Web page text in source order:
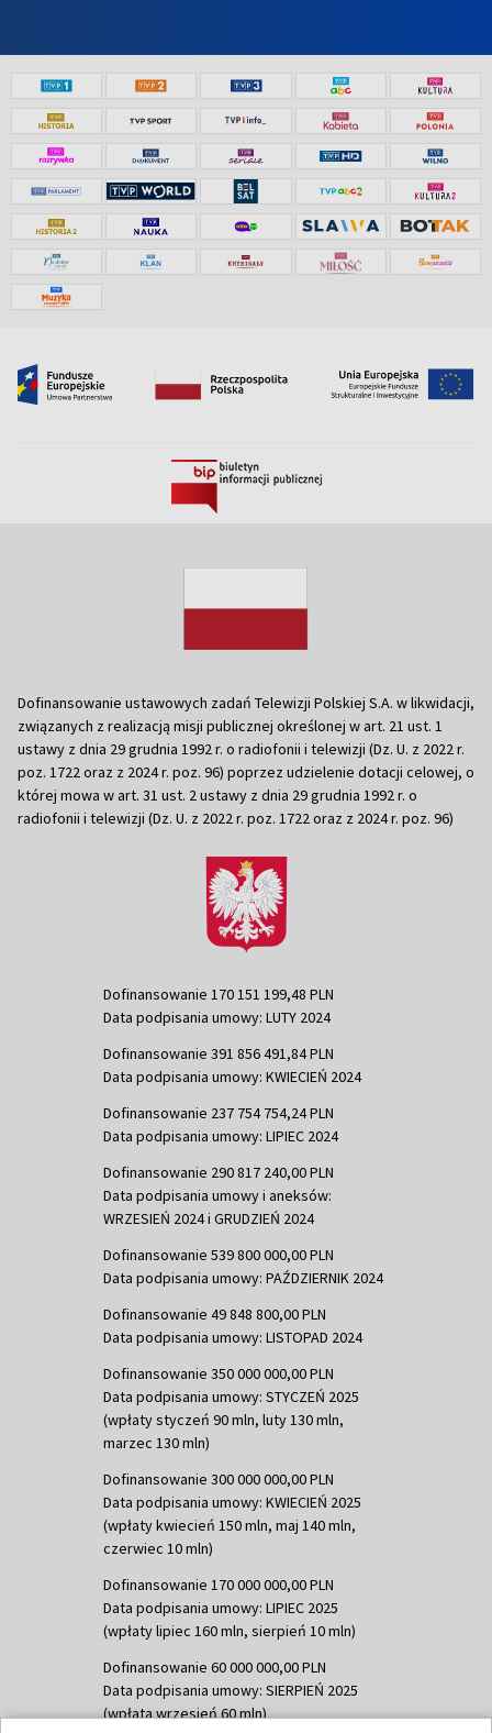
Dofinansowanie ustawowych zadań Telewizji Polskiej S.A. w likwidacji,
związanych z realizacją misji publicznej określonej w art. 21 ust. 1
ustawy z dnia 29 grudnia 1992 r. o radiofonii i telewizji (Dz. U. z 2022 r.
poz. 1722 oraz z 2024 r. poz. 96) poprzez udzielenie dotacji celowej, o
której mowa w art. 31 ust. 2 ustawy z dnia 29 grudnia 1992 r. o
radiofonii i telewizji (Dz. U. z 2022 r. poz. 1722 oraz z 2024 r. poz. 96)
Dofinansowanie 170 151 199,48 PLN
Data podpisania umowy: LUTY 2024
Dofinansowanie 391 856 491,84 PLN
Data podpisania umowy: KWIECIEŃ 2024
Dofinansowanie 237 754 754,24 PLN
Data podpisania umowy: LIPIEC 2024
Dofinansowanie 290 817 240,00 PLN
Data podpisania umowy i aneksów:
WRZESIEŃ 2024 i GRUDZIEŃ 2024
Dofinansowanie 539 800 000,00 PLN
Data podpisania umowy: PAŹDZIERNIK 2024
Dofinansowanie 49 848 800,00 PLN
Data podpisania umowy: LISTOPAD 2024
Dofinansowanie 350 000 000,00 PLN
Data podpisania umowy: STYCZEŃ 2025
(wpłaty styczeń 90 mln, luty 130 mln,
marzec 130 mln)
Dofinansowanie 300 000 000,00 PLN
Data podpisania umowy: KWIECIEŃ 2025
(wpłaty kwiecień 150 mln, maj 140 mln,
czerwiec 10 mln)
Dofinansowanie 170 000 000,00 PLN
Data podpisania umowy: LIPIEC 2025
(wpłaty lipiec 160 mln, sierpień 10 mln)
Dofinansowanie 60 000 000,00 PLN
Data podpisania umowy: SIERPIEŃ 2025
(wpłata wrzesień 60 mln)